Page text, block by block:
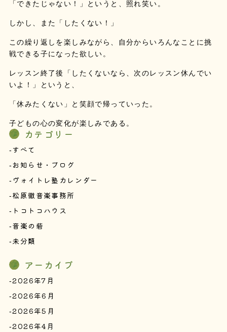
カテゴリー
すべて
お知らせ・ブログ
ヴォイトレ塾カレンダー
松原徹音楽事務所
トコトコハウス
音楽の砦
未分類
アーカイブ
2026年7月
2026年6月
2026年5月
2026年4月
「できたじゃない！」というと、照れ笑い。
しかし、また「したくない！」
この繰り返しを楽しみながら、自分からいろんなことに挑
戦できる子になった欲しい。
レッスン終了後「したくないなら、次のレッスン休んでい
いよ！」というと、
「休みたくない」と笑顔で帰っていった。
子どもの心の変化が楽しみである。